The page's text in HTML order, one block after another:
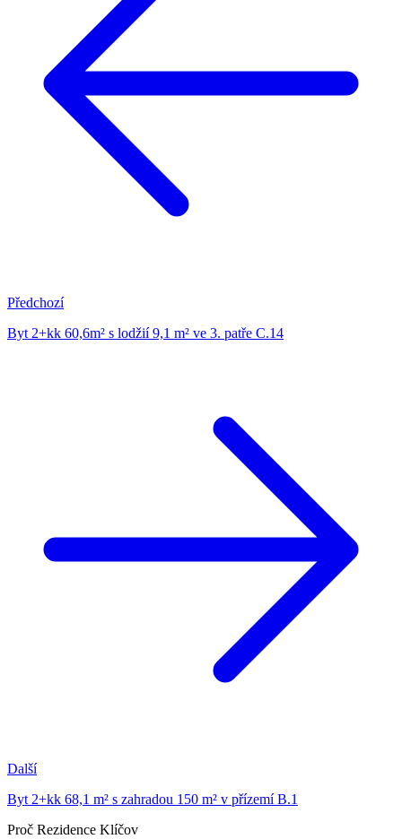
Předchozí
Byt 2+kk 60,6m² s lodžií 9,1 m² ve 3. patře C.14
Další
Byt 2+kk 68,1 m² s zahradou 150 m² v přízemí B.1
Proč Rezidence Klíčov